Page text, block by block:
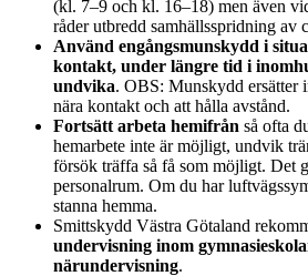
(kl. 7–9 och kl. 16–18) men även
råder utbredd samhällsspridning av
Använd engångsmunskydd i
kontakt, under längre tid i
undvika. OBS: Munskydd ersätter
nära kontakt och att hålla avstånd.
Fortsätt arbeta hemifrån så ofta
hemarbete inte är möjligt, undvik
försök träffa så få som möjligt. Det
personalrum. Om du har
stanna hemma.
Smittskydd Västra Götaland
undervisning inom
närundervisning.